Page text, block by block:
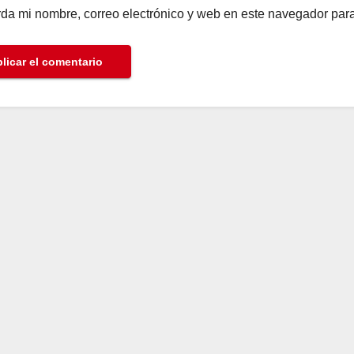
mi nombre, correo electrónico y web en este navegador